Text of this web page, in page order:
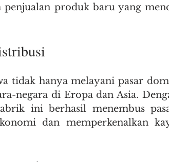
produk baru yang
tidak hanya melayani pasar
negara di Eropa dan Asia.
ini berhasil menembus
dan memperkenalkan